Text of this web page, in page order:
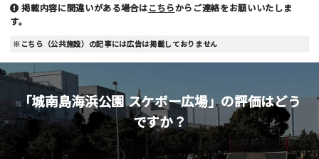
掲載内容に間違いがある場合はこちらからご連絡をお願いいたしま
す。
※こちら（公共施設）の記事には広告は掲載しておりません
「城南島海浜公園 スケボー広場」の評価はどう
ですか？